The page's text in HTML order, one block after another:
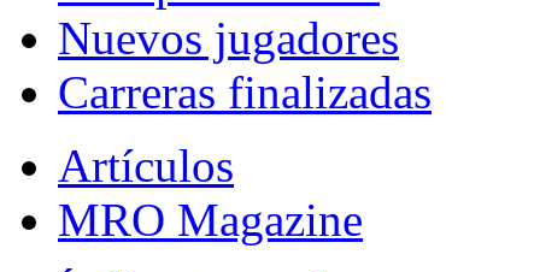
Nuevos jugadores
Carreras finalizadas
Artículos
MRO Magazine